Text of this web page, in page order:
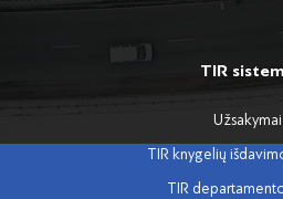
TIR
Užsakymai
TIR knygelių
TIR